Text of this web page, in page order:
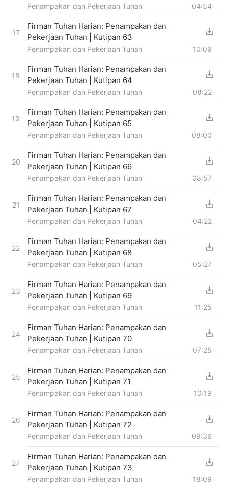
Penampakan dan Pekerjaan Tuhan 04:54
17
Firman Tuhan Harian: Penampakan dan
Pekerjaan Tuhan | Kutipan 63
Penampakan dan Pekerjaan Tuhan 10:09
18
Firman Tuhan Harian: Penampakan dan
Pekerjaan Tuhan | Kutipan 64
Penampakan dan Pekerjaan Tuhan 08:22
19
Firman Tuhan Harian: Penampakan dan
Pekerjaan Tuhan | Kutipan 65
Penampakan dan Pekerjaan Tuhan 08:00
20
Firman Tuhan Harian: Penampakan dan
Pekerjaan Tuhan | Kutipan 66
Penampakan dan Pekerjaan Tuhan 08:57
21
Firman Tuhan Harian: Penampakan dan
Pekerjaan Tuhan | Kutipan 67
Penampakan dan Pekerjaan Tuhan 04:22
22
Firman Tuhan Harian: Penampakan dan
Pekerjaan Tuhan | Kutipan 68
Penampakan dan Pekerjaan Tuhan 05:27
23
Firman Tuhan Harian: Penampakan dan
Pekerjaan Tuhan | Kutipan 69
Penampakan dan Pekerjaan Tuhan 11:25
24
Firman Tuhan Harian: Penampakan dan
Pekerjaan Tuhan | Kutipan 70
Penampakan dan Pekerjaan Tuhan 07:25
25
Firman Tuhan Harian: Penampakan dan
Pekerjaan Tuhan | Kutipan 71
Penampakan dan Pekerjaan Tuhan 10:19
26
Firman Tuhan Harian: Penampakan dan
Pekerjaan Tuhan | Kutipan 72
Penampakan dan Pekerjaan Tuhan 09:36
27
Firman Tuhan Harian: Penampakan dan
Pekerjaan Tuhan | Kutipan 73
Penampakan dan Pekerjaan Tuhan 18:09